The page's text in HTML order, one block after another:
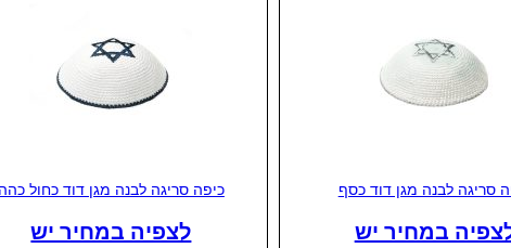
סריגה לבנה מגן דוד כסף
במחיר יש
כיפה סריגה לבנה מגן דוד כחול כהה
לצפיה במחיר יש